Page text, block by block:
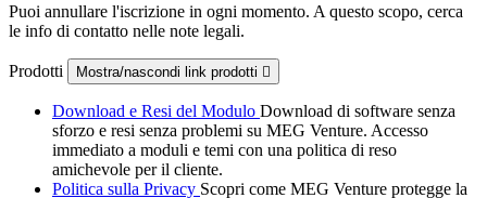
Puoi annullare l'iscrizione in ogni momento. A questo scopo, cerca
le info di contatto nelle note legali.
Prodotti Mostra/nascondi link prodotti 
Download e Resi del Modulo Download di software senza
sforzo e resi senza problemi su MEG Venture. Accesso
immediato a moduli e temi con una politica di reso
amichevole per il cliente.
Politica sulla Privacy Scopri come MEG Venture protegge la